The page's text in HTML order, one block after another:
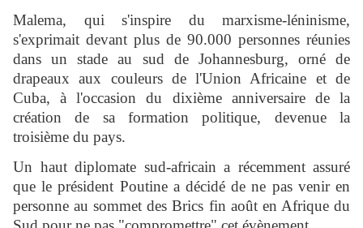
Malema, qui s'inspire du marxisme-léninisme,
s'exprimait devant plus de 90.000 personnes réunies
dans un stade au sud de Johannesburg, orné de
drapeaux aux couleurs de l'Union Africaine et de
Cuba, à l'occasion du dixième anniversaire de la
création de sa formation politique, devenue la
troisième du pays.
Un haut diplomate sud-africain a récemment assuré
que le président Poutine a décidé de ne pas venir en
personne au sommet des Brics fin août en Afrique du